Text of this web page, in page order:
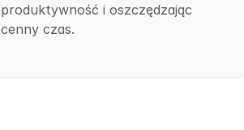
produktywność i oszczędzając
cenny czas.